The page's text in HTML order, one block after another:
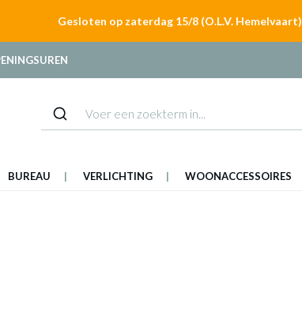
Gesloten op zaterdag 15/8 (O.L.V. Hemelvaart)
BUREAU VERLICHTING WOONACCESSOIRES